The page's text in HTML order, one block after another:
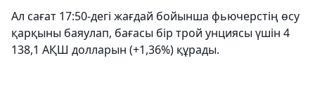
Ал сағат 17:50-дегі жағдай бойынша фьючерстің өсу
қарқыны баяулап, бағасы бір трой унциясы үшін 4
138,1 АҚШ долларын (+1,36%) құрады.